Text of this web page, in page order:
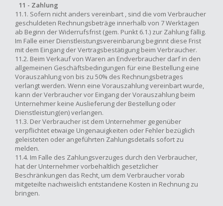
11 - Zahlung
11.1. Sofern nicht anders vereinbart , sind die vom Verbraucher
geschuldeten Rechnungsbeträge innerhalb von 7 Werktagen
ab Beginn der Widerrufsfrist (gem. Punkt 6.1.) zur Zahlung fällig.
Im Falle einer Dienstleistungsvereinbarung beginnt diese Frist
mit dem Eingang der Vertragsbestätigung beim Verbraucher.
11.2. Beim Verkauf von Waren an Endverbraucher darf in den
allgemeinen Geschäftsbedingungen für eine Bestellung eine
Vorauszahlung von bis zu 50% des Rechnungsbetrages
verlangt werden. Wenn eine Vorauszahlung vereinbart wurde,
kann der Verbraucher vor Eingang der Vorauszahlung beim
Unternehmer keine Auslieferung der Bestellung oder
Dienstleistung(en) verlangen.
11.3. Der Verbraucher ist dem Unternehmer gegenüber
verpflichtet etwaige Ungenauigkeiten oder Fehler bezüglich
geleisteten oder angeführten Zahlungsdetails sofort zu
melden.
11.4. Im Falle des Zahlungsverzuges durch den Verbraucher,
hat der Unternehmer vorbehaltlich gesetzlicher
Beschränkungen das Recht, um dem Verbraucher vorab
mitgeteilte nachweislich entstandene Kosten in Rechnung zu
bringen.